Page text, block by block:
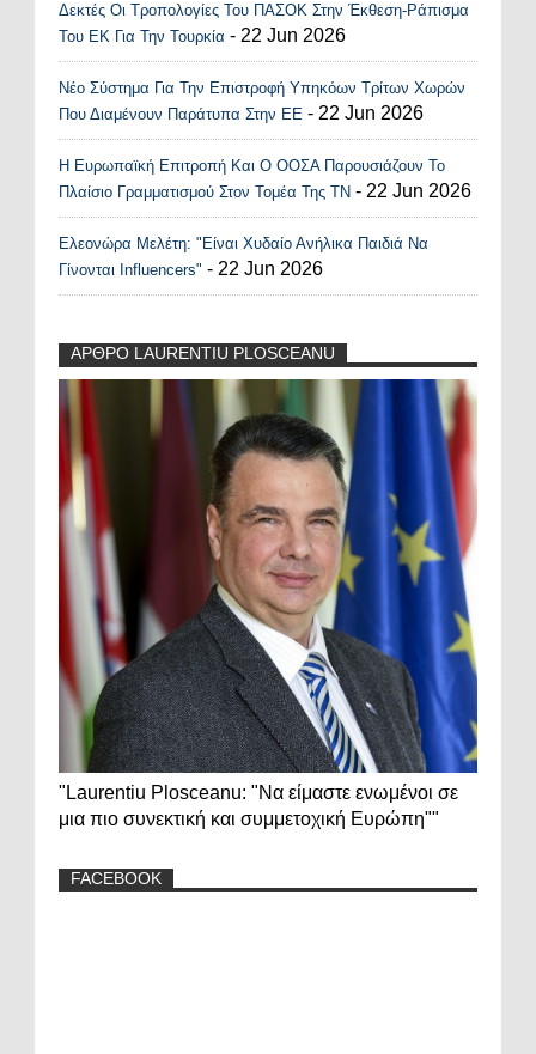
Δεκτές Οι Τροπολογίες Του ΠΑΣΟΚ Στην Έκθεση-Ράπισμα
Του ΕΚ Για Την Τουρκία - 22 Jun 2026
Νέο Σύστημα Για Την Επιστροφή Υπηκόων Τρίτων Χωρών
Που Διαμένουν Παράτυπα Στην ΕΕ - 22 Jun 2026
Η Ευρωπαϊκή Επιτροπή Και Ο ΟΟΣΑ Παρουσιάζουν Το
Πλαίσιο Γραμματισμού Στον Τομέα Της ΤΝ - 22 Jun 2026
Ελεονώρα Μελέτη: "Είναι Χυδαίο Ανήλικα Παιδιά Να
Γίνονται Influencers" - 22 Jun 2026
ΑΡΘΡΟ LAURENTIU PLOSCEANU
"Laurentiu Plosceanu: "Να είμαστε ενωμένοι σε
μια πιο συνεκτική και συμμετοχική Ευρώπη""
FACEBOOK